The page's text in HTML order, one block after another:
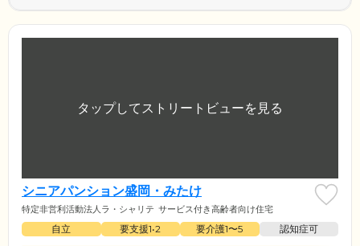
シニアパンション盛岡・みたけ
特定非営利活動法人ラ・シャリテ サービス付き高齢者向け住宅
自立 要支援1•2 要介護1〜5
認知症可